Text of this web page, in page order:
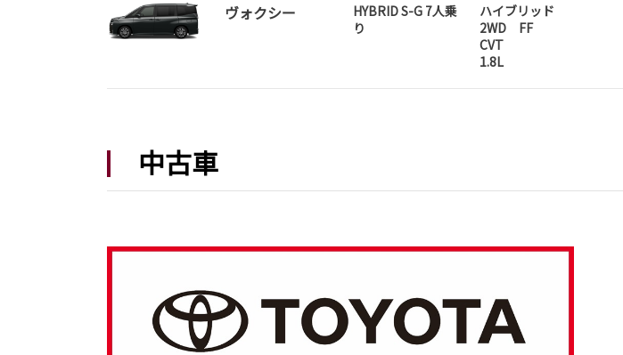
コースター 一部改良
コースターが一部改良となりました。
コースターは茨城トヨタから。
ヴォクシー
HYBRID S-G 7人乗
り
ハイブリッド
2WD FF
CVT
1.8L
中古車